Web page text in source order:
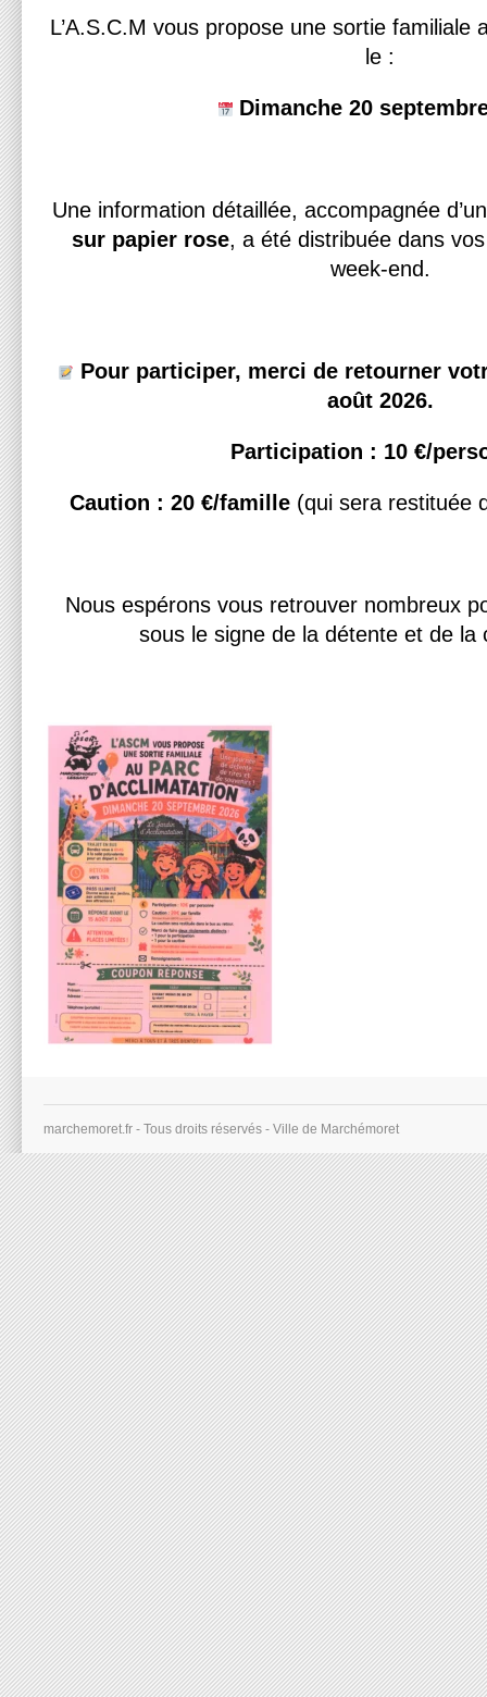
L’A.S.C.M vous propose une sortie familiale
le :
Dimanche 20
Une information détaillée, accompagnée
sur papier rose, a été distribuée dans
week-end.
Pour participer, merci de retourner
août 2026.
Participation : 10 €/
Caution : 20 €/famille (qui sera restituée
Nous espérons vous retrouver nombreux
sous le signe de la détente et de la
marchemoret.fr - Tous droits réservés - Ville de Marchémoret